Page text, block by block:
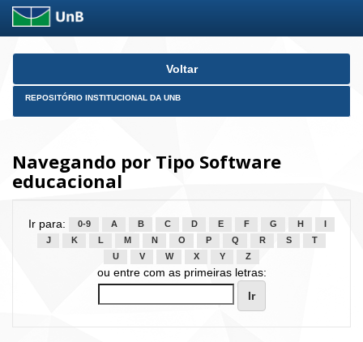
Skip
Voltar
REPOSITÓRIO INSTITUCIONAL DA UNB
Navegando por Tipo Software
educacional
Ir para: 0-9 A B C D E F G H
J
K L M N O P Q R S
T
U
V W X Y Z
ou entre com as primeiras letras: